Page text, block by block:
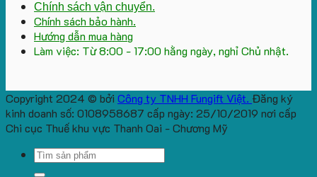
Chính sách vận chuyển.
Chính sách bảo hành.
Hướng dẫn mua hàng
Làm việc: Từ 8:00 - 17:00 hằng ngày, nghỉ Chủ nhật.
Copyright 2024 © bởi Công ty TNHH Fungift Việt. Đăng ký
kinh doanh số: 0108958687 cấp ngày: 25/10/2019 nơi cấp
Chi cục Thuế khu vực Thanh Oai - Chương Mỹ
Search